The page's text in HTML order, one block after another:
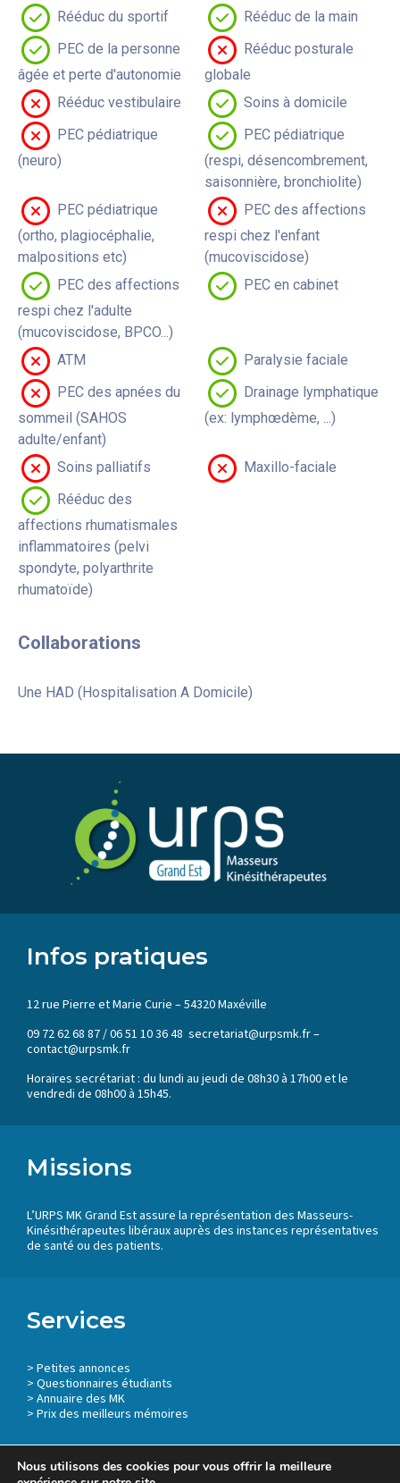
Rééduc du sportif
Rééduc de la main
PEC de la personne
âgée et perte d'autonomie
Rééduc posturale
globale
Rééduc vestibulaire
Soins à domicile
PEC pédiatrique
(neuro)
PEC pédiatrique
(respi, désencombrement,
saisonnière, bronchiolite)
PEC pédiatrique
(ortho, plagiocéphalie,
malpositions etc)
PEC des affections
respi chez l'enfant
(mucoviscidose)
PEC des affections
respi chez l'adulte
(mucoviscidose, BPCO...)
PEC en cabinet
ATM
Paralysie faciale
PEC des apnées du
sommeil (SAHOS
adulte/enfant)
Drainage lymphatique
(ex: lymphœdème, ...)
Soins palliatifs
Maxillo-faciale
Rééduc des
affections rhumatismales
inflammatoires (pelvi
spondyte, polyarthrite
rhumatoïde)
Collaborations
Une HAD (Hospitalisation A Domicile)
Infos pratiques
12 rue Pierre et Marie Curie – 54320 Maxéville
09 72 62 68 87 / 06 51 10 36 48 secretariat@urpsmk.fr –
contact@urpsmk.fr
Horaires secrétariat : du lundi au jeudi de 08h30 à 17h00 et le
vendredi de 08h00 à 15h45.
Missions
L’URPS MK Grand Est assure la représentation des Masseurs-
Kinésithérapeutes libéraux auprès des instances représentatives
de santé ou des patients.
Services
> Petites annonces
> Questionnaires étudiants
> Annuaire des MK
> Prix des meilleurs mémoires
Nous utilisons des cookies pour vous offrir la meilleure